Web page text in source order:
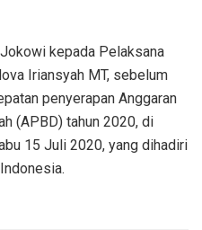
kepada Pelaksana
Iriansyah MT, sebelum
penyerapan Anggaran
(APBD) tahun 2020, di
15 Juli 2020, yang dihadiri